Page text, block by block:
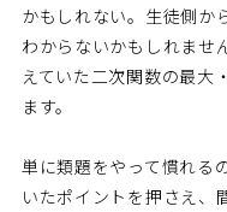
かもしれない。生徒側か
わからないかもしれませ
えていた二次関数の最大
ます。
単に類題をやって慣れる
いたポイントを押さえ、